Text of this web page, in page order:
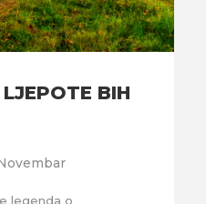
BIH
legenda o